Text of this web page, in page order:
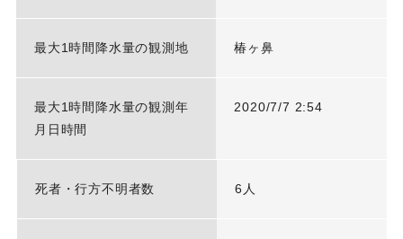
最大1時間降水量の観測地 椿ヶ鼻
最大1時間降水量の観測年
月日時間
2020/7/7 2:54
死者・行方不明者数 6人